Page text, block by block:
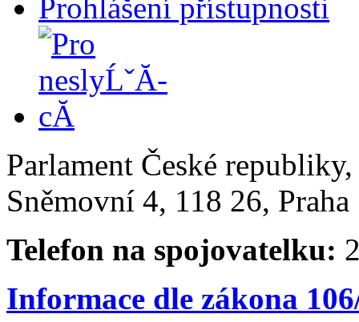
Prohlášení přístupnosti
Parlament České
Sněmovní 4, 118 26,
Telefon na spojovatelku:
Informace dle zákona